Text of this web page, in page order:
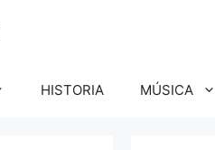
HISTORIA MÚSICA